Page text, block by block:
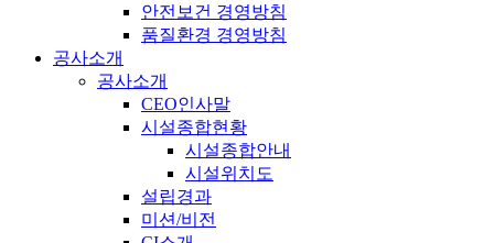
안전보건 경영방침
품질환경 경영방침
공사소개
공사소개
CEO인사말
시설종합현황
시설종합안내
시설위치도
설립경과
미션/비전